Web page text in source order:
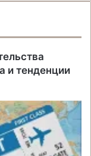
и тенденции